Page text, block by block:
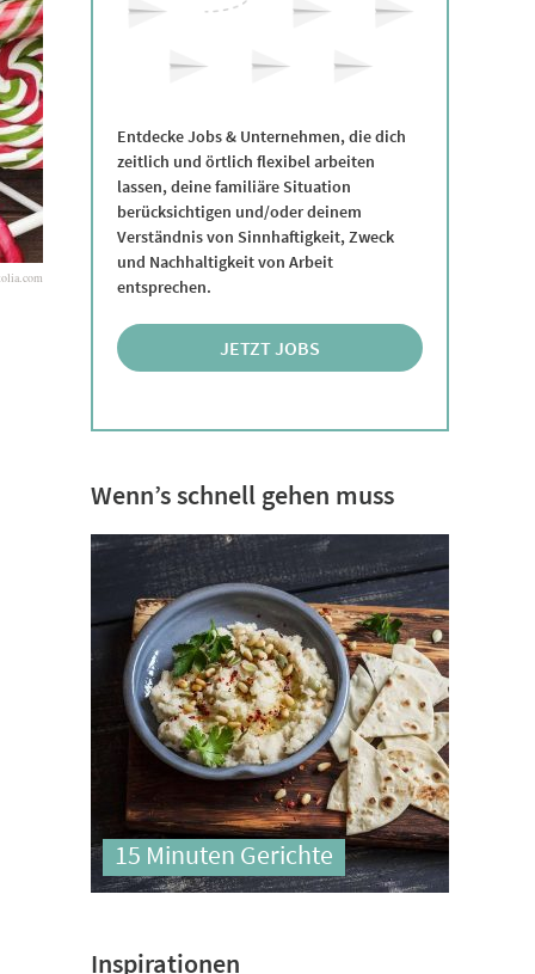
Entdecke Jobs & Unternehmen, die dich
zeitlich und örtlich flexibel arbeiten
lassen, deine familiäre Situation
berücksichtigen und/oder deinem
Verständnis von Sinnhaftigkeit, Zweck
und Nachhaltigkeit von Arbeit
entsprechen.
JETZT JOBS
Wenn’s schnell gehen muss
15 Minuten Gerichte
Inspirationen